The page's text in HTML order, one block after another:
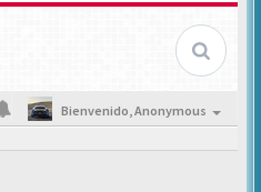
Bienvenido,Anonymous